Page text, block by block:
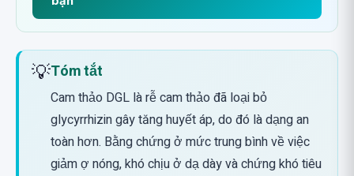
💡Tóm tắt
Cam thảo DGL là rễ cam thảo đã loại bỏ
glycyrrhizin gây tăng huyết áp, do đó là dạng an
toàn hơn. Bằng chứng ở mức trung bình về việc
giảm ợ nóng, khó chịu ở dạ dày và chứng khó tiêu